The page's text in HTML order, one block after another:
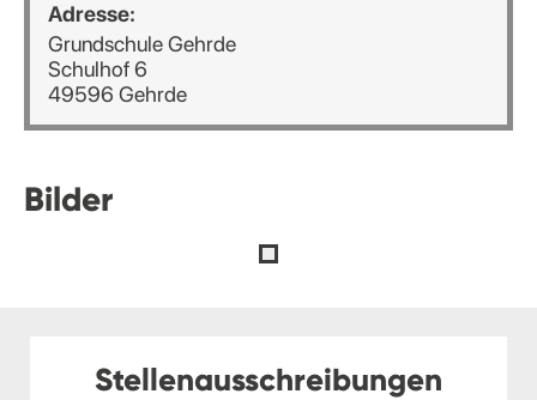
Adresse:
Grundschule Gehrde
Schulhof 6
49596 Gehrde
Bilder
Stellenausschreibungen